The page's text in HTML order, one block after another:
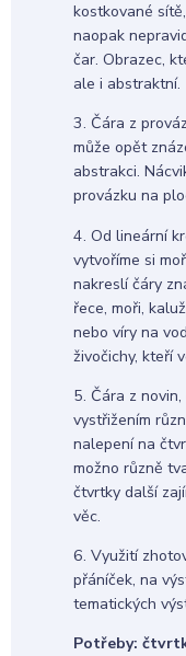
kostkované
naopak
čar. Obrazec,
ale i abstraktní.
3. Čára z
může opět
abstrakci.
provázku na
4. Od lineární
vytvoříme si
nakreslí čáry
řece, moři,
nebo víry na
živočichy, kteří
5. Čára z
vystřižením
nalepení na
možno různě
čtvrtky další
věc.
6. Využití
přáníček, na
tematických
Potřeby: